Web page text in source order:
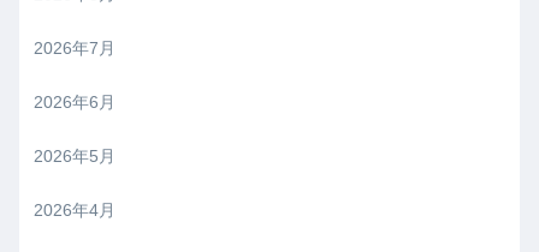
2026年7月
2026年6月
2026年5月
2026年4月